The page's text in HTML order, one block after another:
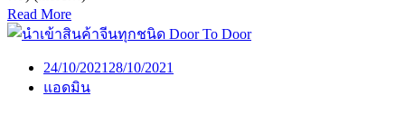
Read More
24/10/202128/10/2021
แอดมิน